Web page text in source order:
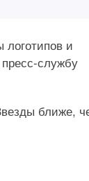
логотипов и
службу
ближе,